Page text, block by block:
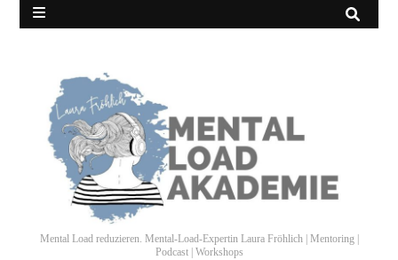
Mental Load reduzieren. Mental-Load-Expertin Laura Fröhlich | Mentoring |
Podcast | Workshops